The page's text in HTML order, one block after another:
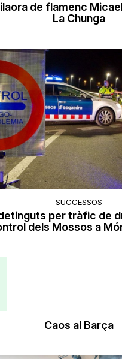
de flamenc
La Chunga
SUCCESSOS
per tràfic de
dels Mossos a
Caos al Barça